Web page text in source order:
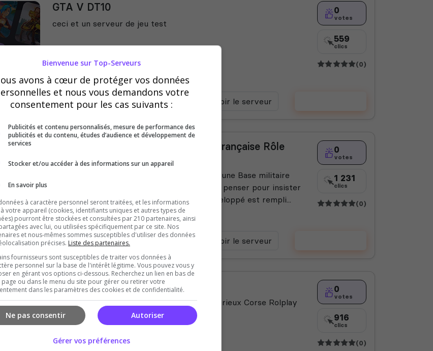
GTA V DT10
ceci et un serveur de jeu test
0
votes
559
clics
(0)
Voir le serveur
Marine Nationale de la République Française Rôle
Play
Ce jeux Roblox est une Map qui représente une Base militaire
français de la Marine Nationale qui n'est pas penser pour insister
a la guerre ou de la violence le jeux est développé est rempli...
0
votes
1 231
clics
(0)
Voir le serveur
Corse Rolplay
Vous cherchez un serveur roblox actif et sérieux Corse Rolplay
et fait pour vous
0
votes
916
clics
(0)
Bienvenue sur Top-Serveurs
avons à cœur de protéger vos données
et nous vous demandons votre
consentement pour les cas suivants :
Publicités et contenu personnalisés, mesure de performance des
publicités et du contenu, études d’audience et développement de
services
Stocker et/ou accéder à des informations sur un appareil
En savoir plus
à caractère personnel seront traitées, et les informations
votre appareil (cookies, identifiants uniques et autres types de
pourront être stockées et consultées par 210 partenaires, ainsi
avec lui, ou utilisées spécifiquement par ce site. Nos
et nous-mêmes sommes susceptibles d'utiliser des données
précises. Liste des partenaires.
fournisseurs sont susceptibles de traiter vos données à
personnel sur la base de l'intérêt légitime. Vous pouvez vous y
en gérant vos options ci-dessous. Recherchez un lien en bas de
page ou dans le menu du site pour gérer ou retirer votre
dans les paramètres des cookies et de confidentialité.
Autoriser
Ne pas consentir
Gérer vos préférences